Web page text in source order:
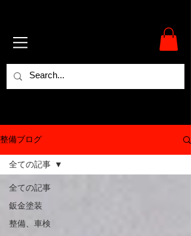
整備ブログ
全ての記事
鈑金塗装
整備、車検
全ての記事